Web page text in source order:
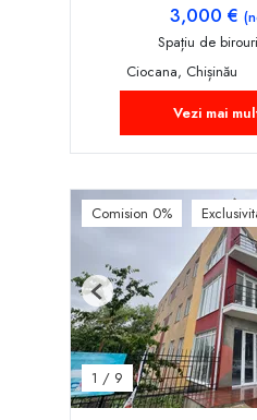
3,000 €
Spațiu de
Ciocana, Chișinău
Vezi mai
Comision 0%
1 / 9
Previous